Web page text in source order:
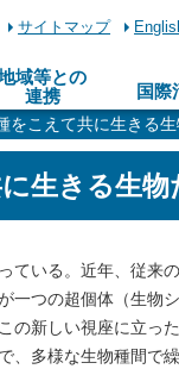
サイトマップ
域等との
連携
国際
をこえて共に生きる
生きる生
ている。近年、従来
一つの超個体（生物
の新しい視座に立っ
、多様な生物種間で